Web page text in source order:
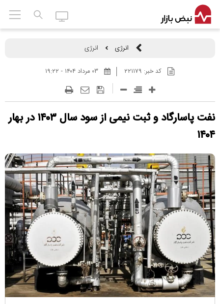
انرژی انرژی
کد خبر: ۲۲۱۱۷۹ ۰۳ مرداد ۱۴۰۴ - ۱۹:۲۲
نفت پاسارگاد و ثبت نیمی از سود سال ۱۴۰۳ در بهار
۱۴۰۴